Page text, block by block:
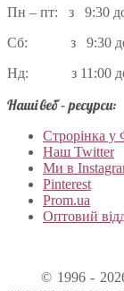
Пн – пт: з 9:30
Сб: з 9:30 до
Нд: з 11:00 до
Наші веб – ресурси:
Строрінка у
Наш Twitter
Ми в
Pinterest
Prom.ua
Оптовий
© 1996 - 2026